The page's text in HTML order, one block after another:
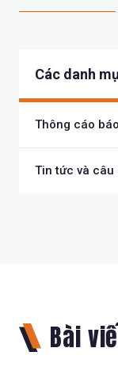
Các danh
Thông cáo
Tin tức và câu
Bài